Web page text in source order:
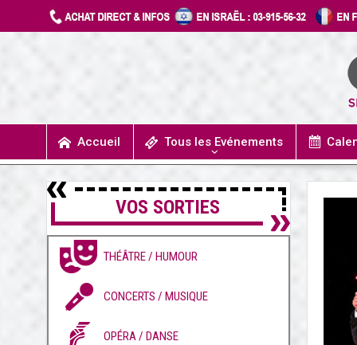
Accueil Tous les Evénements
VOS SORTIES
THÉÂTRE / HUMOUR
CONCERTS / MUSIQUE
OPÉRA / DANSE